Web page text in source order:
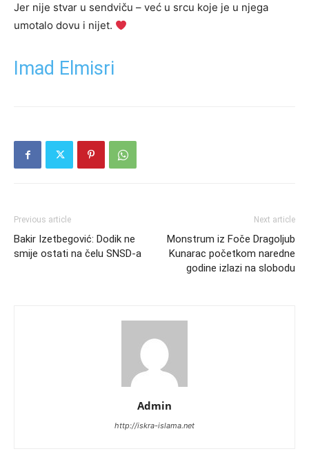
Jer nije stvar u sendviču – već u srcu koje je u njega
umotalo dovu i nijet.
Imad Elmisri
Previous article
Bakir Izetbegović: Dodik ne
smije ostati na čelu SNSD-a
Next article
Monstrum iz Foče Dragoljub
Kunarac početkom naredne
godine izlazi na slobodu
Admin
http://iskra-islama.net